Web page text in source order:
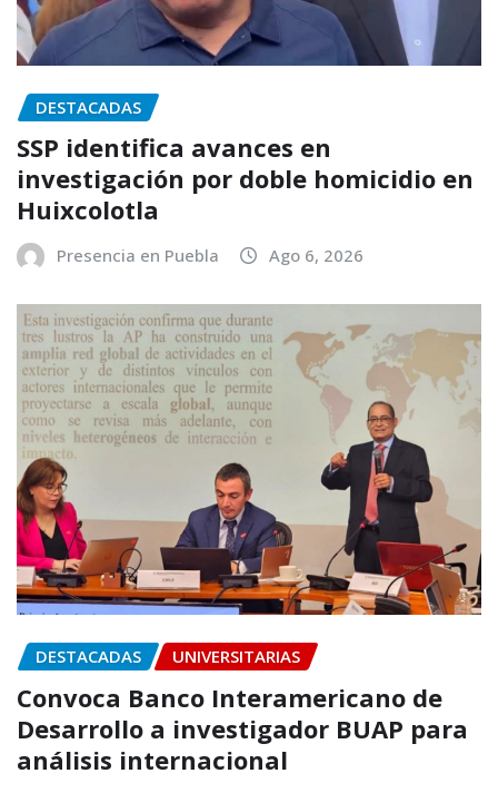
DESTACADAS
SSP identifica avances en
investigación por doble homicidio en
Huixcolotla
Presencia en Puebla Ago 6, 2026
DESTACADAS UNIVERSITARIAS
Convoca Banco Interamericano de
Desarrollo a investigador BUAP para
análisis internacional